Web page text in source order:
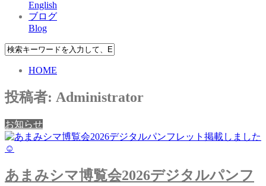
English
ブログ
Blog
HOME
投稿者: Administrator
お知らせ
あまみシマ博覧会2026デジタルパンフ